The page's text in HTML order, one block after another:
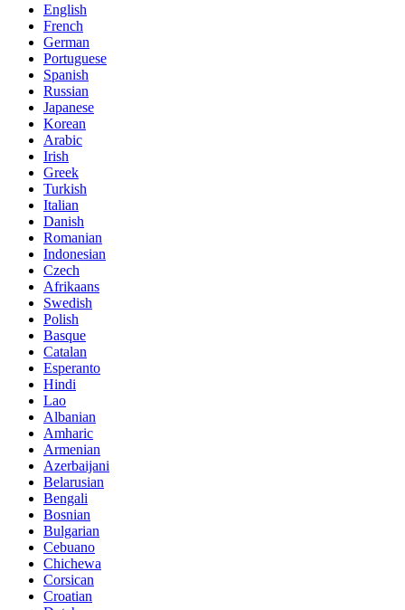
English
French
German
Portuguese
Spanish
Russian
Japanese
Korean
Arabic
Irish
Greek
Turkish
Italian
Danish
Romanian
Indonesian
Czech
Afrikaans
Swedish
Polish
Basque
Catalan
Esperanto
Hindi
Lao
Albanian
Amharic
Armenian
Azerbaijani
Belarusian
Bengali
Bosnian
Bulgarian
Cebuano
Chichewa
Corsican
Croatian